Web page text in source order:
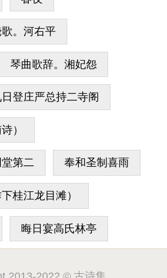
。河右平
琴曲歌辞。湘妃怨
登庄严总持二寺阁
）
第二 奉和圣制喜雨
桂江龙目滩）
晦日宴高氏林亭